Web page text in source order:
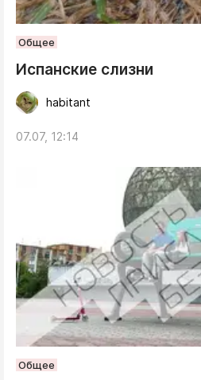
Общее
Испанские слизни
habitant
07.07, 12:14
Общее